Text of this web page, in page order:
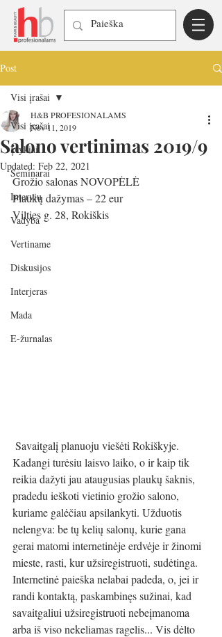
Post
Visi įrašai
Įvykiai
Seminarai
Interviu
Vadyba
Vertiname
Diskusijos
Interjeras
Mada
E-žurnalas
Visi įrašai
Salono vertinimas 2019/9
H&B PROFESIONALAMS
Nov 11, 2019
Updated: Feb 22, 2021
Grožio salonas NOVOPĖLĖ
Plaukų dažymas – 22 eur
Vilties g. 28, Rokiškis
Kadangi turėsiu laisvo laiko, o ir kaip tik
reikia dažyti jau ataugusias plaukų šaknis,
pradedu ieškoti vietinio grožio salono,
kuriame galėčiau apsilankyti. Užduotis
nelengva: be tų kelių salonų, kurie gana
gerai matomi internetinėje erdvėje ir žinomi
mieste, rasti, kur užsiregistruoti, sudėtinga.
Internetinė paieška nelabai padeda, o, jei ir
randi kontaktą, paskambinęs sužinai, kad
savaitgaliui užsiregistruoti nebeįmanoma
arba iš viso nekeliamas ragelis... Vis dėlto